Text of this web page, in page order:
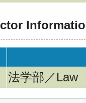
法学部／Law